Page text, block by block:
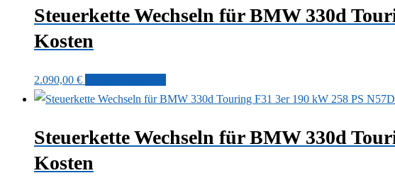
Steuerkette Wechseln für BMW 330d
Kosten
2.090,00 €
Steuerkette Wechseln für BMW 330d
Kosten